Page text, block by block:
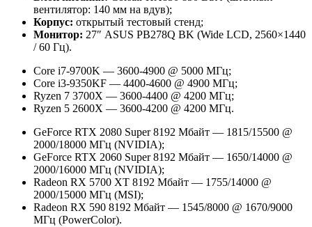
вентилятор: 140 мм на вдув);
Корпус: открытый тестовый стенд;
Монитор: 27″ ASUS PB278Q BK (Wide LCD, 2560×1440
/ 60 Гц).
Core i7-9700K — 3600-4900 @ 5000 МГц;
Core i3-9350KF — 4400-4600 @ 4900 МГц;
Ryzen 7 3700X — 3600-4400 @ 4200 МГц;
Ryzen 5 2600Х — 3600-4200 @ 4200 МГц.
GeForce RTX 2080 Super 8192 Мбайт — 1815/15500 @
2000/18000 МГц (NVIDIA);
GeForce RTX 2060 Super 8192 Мбайт — 1650/14000 @
2000/16000 МГц (NVIDIA);
Radeon RX 5700 XT 8192 Мбайт — 1755/14000 @
2000/15000 МГц (MSI);
Radeon RX 590 8192 Мбайт — 1545/8000 @ 1670/9000
МГц (PowerColor).